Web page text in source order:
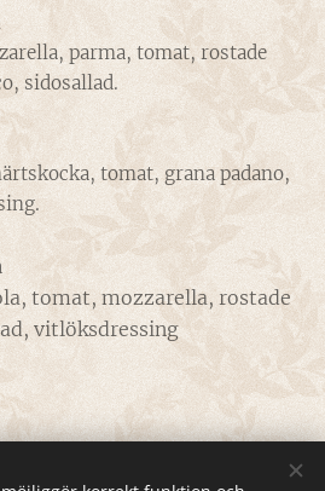
parma, tomat, rostade
sidosallad.
tomat, grana padano,
tomat, mozzarella, rostade
vitlöksdressing